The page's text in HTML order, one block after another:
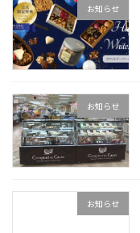
お知らせ
お知らせ
お知らせ